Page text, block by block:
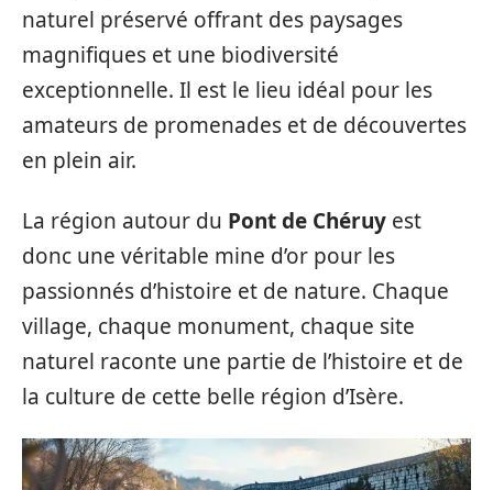
naturel préservé offrant des paysages
magnifiques et une biodiversité
exceptionnelle. Il est le lieu idéal pour les
amateurs de promenades et de découvertes
en plein air.
La région autour du Pont de Chéruy est
donc une véritable mine d’or pour les
passionnés d’histoire et de nature. Chaque
village, chaque monument, chaque site
naturel raconte une partie de l’histoire et de
la culture de cette belle région d’Isère.